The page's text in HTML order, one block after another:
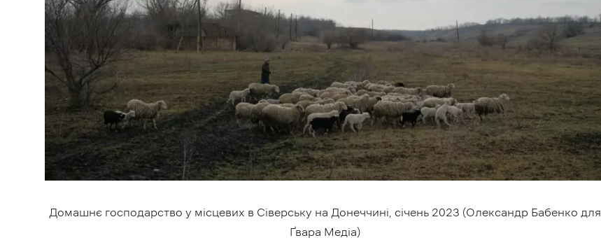
Домашнє господарство у місцевих в Сіверську на Донеччині, січень 2023 (Олександр Бабенко для
Ґвара Медіа)